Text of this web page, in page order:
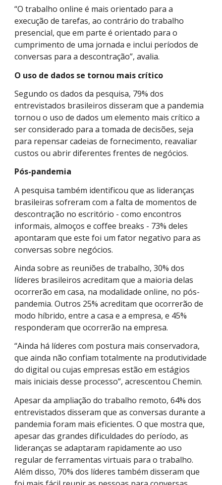
“O trabalho online é mais orientado para a
execução de tarefas, ao contrário do trabalho
presencial, que em parte é orientado para o
cumprimento de uma jornada e inclui períodos de
conversas para a descontração”, avalia.
O uso de dados se tornou mais crítico
Segundo os dados da pesquisa, 79% dos
entrevistados brasileiros disseram que a pandemia
tornou o uso de dados um elemento mais crítico a
ser considerado para a tomada de decisões, seja
para repensar cadeias de fornecimento, reavaliar
custos ou abrir diferentes frentes de negócios.
Pós-pandemia
A pesquisa também identificou que as lideranças
brasileiras sofreram com a falta de momentos de
descontração no escritório - como encontros
informais, almoços e coffee breaks - 73% deles
apontaram que este foi um fator negativo para as
conversas sobre negócios.
Ainda sobre as reuniões de trabalho, 30% dos
líderes brasileiros acreditam que a maioria delas
ocorrerão em casa, na modalidade online, no pós-
pandemia. Outros 25% acreditam que ocorrerão de
modo híbrido, entre a casa e a empresa, e 45%
responderam que ocorrerão na empresa.
“Ainda há líderes com postura mais conservadora,
que ainda não confiam totalmente na produtividade
do digital ou cujas empresas estão em estágios
mais iniciais desse processo”, acrescentou Chemin.
Apesar da ampliação do trabalho remoto, 64% dos
entrevistados disseram que as conversas durante a
pandemia foram mais eficientes. O que mostra que,
apesar das grandes dificuldades do período, as
lideranças se adaptaram rapidamente ao uso
regular de ferramentas virtuais para o trabalho.
Além disso, 70% dos líderes também disseram que